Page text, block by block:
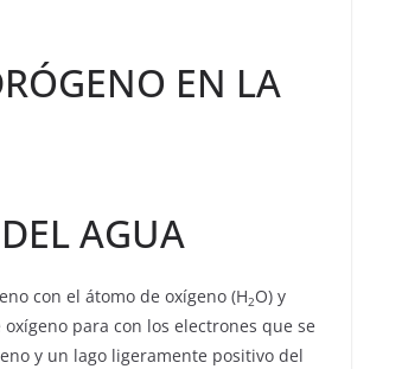
EN LA
AGUA
con el átomo de oxígeno (H2O) y
para con los electrones que se
y un lago ligeramente positivo del